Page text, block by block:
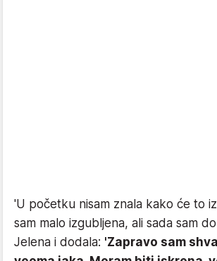
'U početku nisam znala kako će to
sam malo izgubljena, ali sada sam
Jelena i dodala: 'Zapravo sam